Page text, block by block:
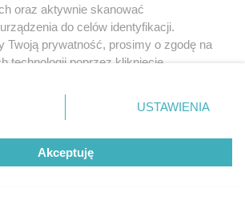
O nas
oraz aktywnie skanować
do celów identyfikacji.
Twoją prywatność, prosimy o zgodę na
technologii poprzez kliknięcie
klikając przycisk ustawień prywatności
lewym dolnym rogu strony
danych nie wymagają zgody
masz prawo sprzeciwić się takiemu
będą miały zastosowanie tylko
USTAWIENIA
Akceptuję